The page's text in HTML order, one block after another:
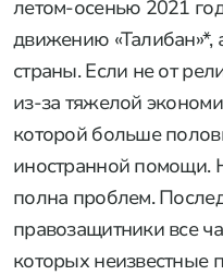
летом-осенью 2021
движению «Талибан»*,
страны. Если не от
из-за тяжелой
которой больше
иностранной помощи.
полна проблем.
правозащитники все
которых неизвестные